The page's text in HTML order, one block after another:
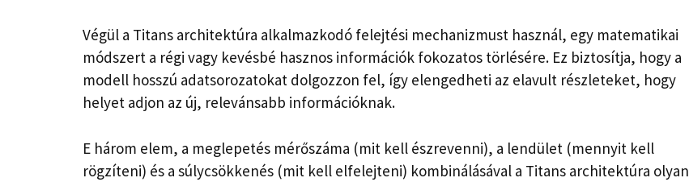
Végül a Titans architektúra alkalmazkodó felejtési mechanizmust használ, egy matematikai
módszert a régi vagy kevésbé hasznos információk fokozatos törlésére. Ez biztosítja, hogy a
modell hosszú adatsorozatokat dolgozzon fel, így elengedheti az elavult részleteket, hogy
helyet adjon az új, relevánsabb információknak.
E három elem, a meglepetés mérőszáma (mit kell észrevenni), a lendület (mennyit kell
rögzíteni) és a súlycsökkenés (mit kell elfelejteni) kombinálásával a Titans architektúra olyan